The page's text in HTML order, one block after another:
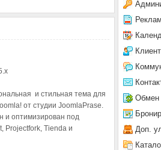
и стильная тема для
от студии JoomlaPrase.
и оптимизирован под
Projectfork, Tienda и
Обмен
Доп.